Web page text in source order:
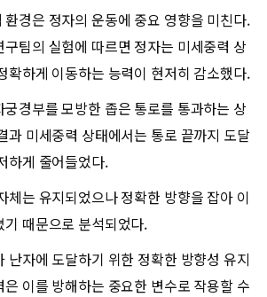
경은 정자의 운동에 중요 영향을 미친다.
팀의 실험에 따르면 정자는 미세중력 상
확하게 이동하는 능력이 현저히 감소했다.
경부를 모방한 좁은 통로를 통과하는 상
과 미세중력 상태에서는 통로 끝까지 도달
하게 줄어들었다.
체는 유지되었으나 정확한 방향을 잡아 이
때문으로 분석되었다.
난자에 도달하기 위한 정확한 방향성 유지
이를 방해하는 중요한 변수로 작용할 수